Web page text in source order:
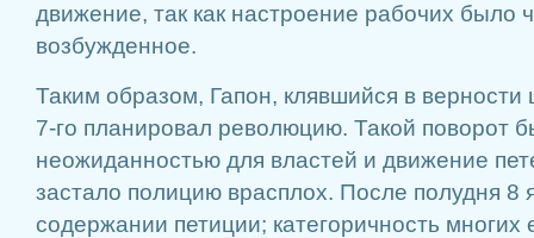
движение, так как настроение рабочих было
возбужденное.
Таким образом, Гапон, клявшийся в верности
7-го планировал революцию. Такой поворот
неожиданностью для властей и движение
застало полицию врасплох. После полудня
содержании петиции; категоричность многих